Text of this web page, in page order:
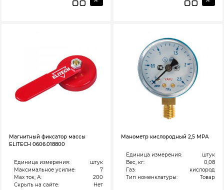
Магнитный фиксатор массы
ELITECH 0606.018800
Единица измерения:
штук
Максимальное усилие:
7
Max ток, А:
200
Скрыть на сайте:
Нет
Манометр кислородный 2,5 МРА
Единица измерения:
штук
Вес, кг:
0,08
Газ:
кислород
Тип номенклатуры:
Товар